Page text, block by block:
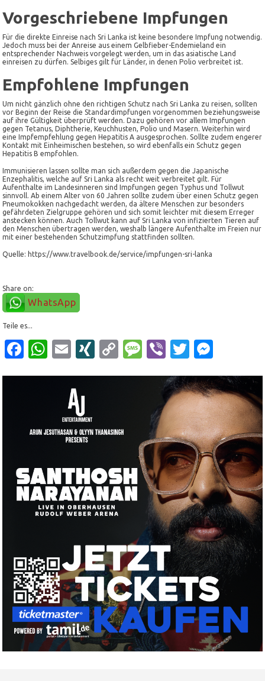
Vorgeschriebene Impfungen
Für die direkte Einreise nach Sri Lanka ist keine besondere Impfung notwendig.
Jedoch muss bei der Anreise aus einem Gelbfieber-Endemieland ein
entsprechender Nachweis vorgelegt werden, um in das asiatische Land
einreisen zu dürfen. Selbiges gilt für Länder, in denen Polio verbreitet ist.
Empfohlene Impfungen
Um nicht gänzlich ohne den richtigen Schutz nach Sri Lanka zu reisen, sollten
vor Beginn der Reise die Standardimpfungen vorgenommen beziehungsweise
auf ihre Gültigkeit überprüft werden. Dazu gehören vor allem Impfungen
gegen Tetanus, Diphtherie, Keuchhusten, Polio und Masern. Weiterhin wird
eine Impfempfehlung gegen Hepatitis A ausgesprochen. Sollte zudem engerer
Kontakt mit Einheimischen bestehen, so wird ebenfalls ein Schutz gegen
Hepatitis B empfohlen.
Immunisieren lassen sollte man sich außerdem gegen die Japanische
Enzephalitis, welche auf Sri Lanka als recht weit verbreitet gilt. Für
Aufenthalte im Landesinneren sind Impfungen gegen Typhus und Tollwut
sinnvoll. Ab einem Alter von 60 Jahren sollte zudem über einen Schutz gegen
Pneumokokken nachgedacht werden, da ältere Menschen zur besonders
gefährdeten Zielgruppe gehören und sich somit leichter mit diesem Erreger
anstecken können. Auch Tollwut kann auf Sri Lanka von infizierten Tieren auf
den Menschen übertragen werden, weshalb längere Aufenthalte im Freien nur
mit einer bestehenden Schutzimpfung stattfinden sollten.
Quelle: https://www.travelbook.de/service/impfungen-sri-lanka
Share on:
WhatsApp
Teile es...
Facebook
WhatsApp
EmailXINGCopyMessage
ViberTwitter